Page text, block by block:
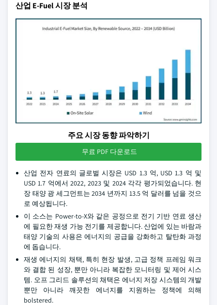
산업 E-Fuel 시장 분석
주요 시장 동향 파악하기
무료 PDF 다운로드
산업 전자 연료의 글로벌 시장은 USD 1.3 억, USD 1.3 억 및
USD 1.7 억에서 2022, 2023 및 2024 각각 평가되었습니다. 현
장 태양 광 세그먼트는 2034 년까지 13.5 억 달러를 넘을 것으
로 예상됩니다.
이 소스는 Power-to-X와 같은 공정으로 전기 기반 연료 생산
에 필요한 재생 가능 전기를 제공합니다. 산업에 있는 바람과
태양 기술의 사용은 에너지의 공급을 강화하고 탈탄화 과정
에 돕습니다.
재생 에너지의 채택, 특히 현장 발생, 고급 정책 프레임 워크
와 결합 된 성장, 뿐만 아니라 복잡한 모니터링 및 제어 시스
템. 오프 그리드 솔루션의 채택은 에너지 저장 시스템의 개발
뿐만 아니라 깨끗한 에너지를 지원하는 정책에 의해
bolstered.